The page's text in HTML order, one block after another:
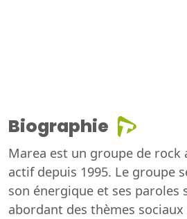
Biographie
Marea est un groupe de
actif depuis 1995. Le groupe
son énergique et ses paroles
abordant des thèmes